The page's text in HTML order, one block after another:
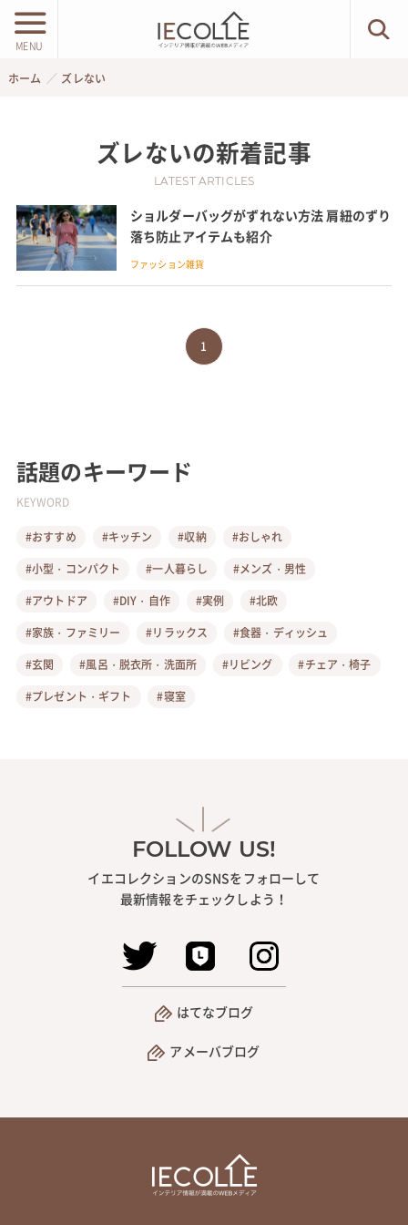
MENU
ホーム ズレない
ズレないの新着記事
LATEST ARTICLES
ショルダーバッグがずれない方法 肩紐のずり
落ち防止アイテムも紹介
ファッション雑貨
1
話題のキーワード
KEYWORD
#おすすめ #キッチン #収納
#おしゃれ
#小型・コンパクト
#一人暮らし
#メンズ・男性
#アウトドア
#DIY・自作 #実例
#北欧
#家族・ファミリー
#リラックス
#食器・ディッシュ
#玄関
#風呂・脱衣所・洗面所 #リビング
#チェア・椅子
#プレゼント・ギフト
#寝室
FOLLOW US!
イエコレクションのSNSをフォローして
最新情報をチェックしよう！
はてなブログ
アメーバブログ